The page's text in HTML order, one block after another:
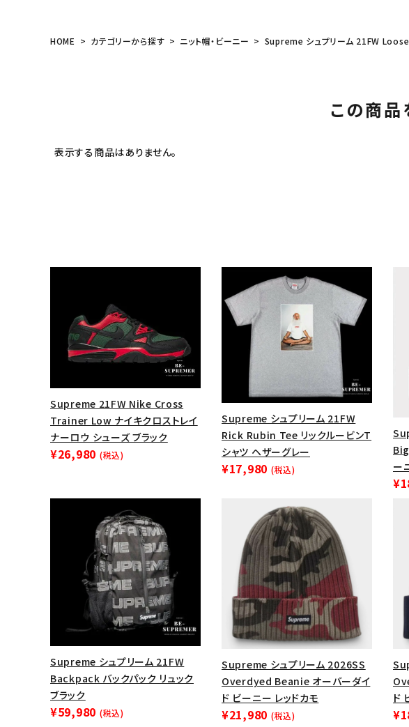
キーワードから探す
search
カテゴリーから
シーズンから探す 価格から探す
HOME カテゴリーから探す ニット帽・ビーニー Supreme シュプリーム 21FW
この商
表示する商品はありません。
Supreme 21FW Nike Cross
Trainer Low ナイキクロストレイ
ナーロウ シューズ ブラック
¥26,980 (税込)
Supreme シュプリーム 21FW
Rick Rubin Tee リックルービンT
シャツ ヘザーグレー
¥17,980 (税込)
ー
Supreme シュプリーム 21FW
Backpack バックパック リュック
ブラック
¥59,980 (税込)
Supreme シュプリーム 2026SS
Overdyed Beanie オーバーダイ
ド ビーニー レッドカモ
¥21,980 (税込)
ド